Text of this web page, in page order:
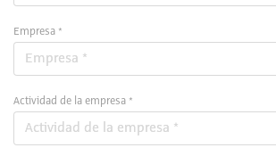
Empresa *
Actividad de la empresa *